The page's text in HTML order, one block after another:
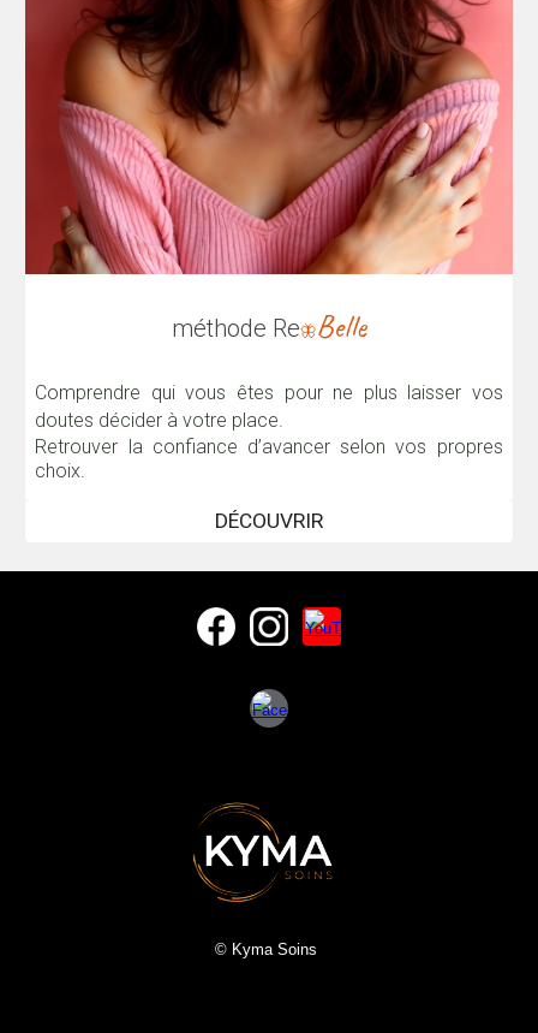
méthode Re🦋Belle
Comprendre qui vous êtes pour ne plus laisser vos
doutes décider à votre place.
Retrouver la confiance d’avancer selon vos propres
choix.
DÉCOUVRIR
© Kyma Soins